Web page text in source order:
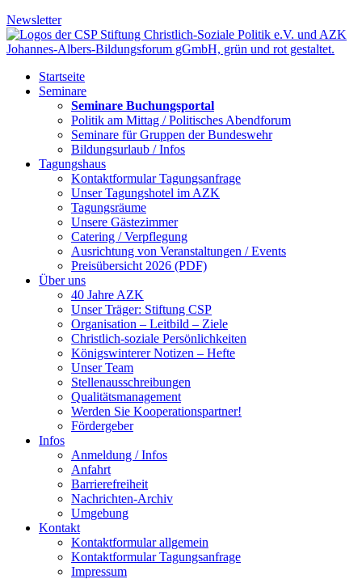
Newsletter
Startseite
Seminare
Seminare Buchungsportal
Politik am Mittag / Politisches Abendforum
Seminare für Gruppen der Bundeswehr
Bildungsurlaub / Infos
Tagungshaus
Kontaktformular Tagungsanfrage
Unser Tagungshotel im AZK
Tagungsräume
Unsere Gästezimmer
Catering / Verpflegung
Ausrichtung von Veranstaltungen / Events
Preisübersicht 2026 (PDF)
Über uns
40 Jahre AZK
Unser Träger: Stiftung CSP
Organisation – Leitbild – Ziele
Christlich-soziale Persönlichkeiten
Königswinterer Notizen – Hefte
Unser Team
Stellenausschreibungen
Qualitätsmanagement
Werden Sie Kooperationspartner!
Fördergeber
Infos
Anmeldung / Infos
Anfahrt
Barrierefreiheit
Nachrichten-Archiv
Umgebung
Kontakt
Kontaktformular allgemein
Kontaktformular Tagungsanfrage
Impressum